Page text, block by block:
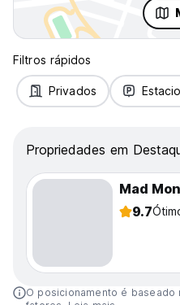
Filtros rápidos
Privados
Propriedades em
Mad
9.7
O posicionamento é